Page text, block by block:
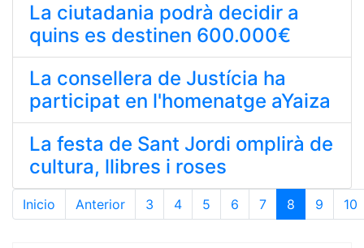
La ciutadania podrà decidir a
quins es destinen 600.000€
La consellera de Justícia ha
participat en l'homenatge aYaiza
La festa de Sant Jordi omplirà de
cultura, llibres i roses
Página 8 de 15
Inicio Anterior 3 4 5 6 7 8 9 10